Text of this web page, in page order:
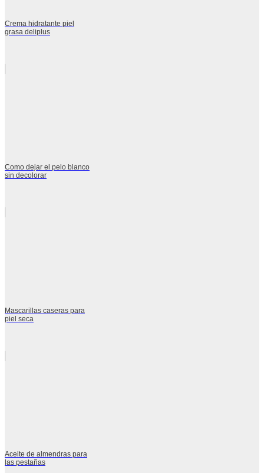
Crema hidratante piel
grasa deliplus
Como dejar el pelo blanco
sin decolorar
Mascarillas caseras para
piel seca
Aceite de almendras para
las pestañas